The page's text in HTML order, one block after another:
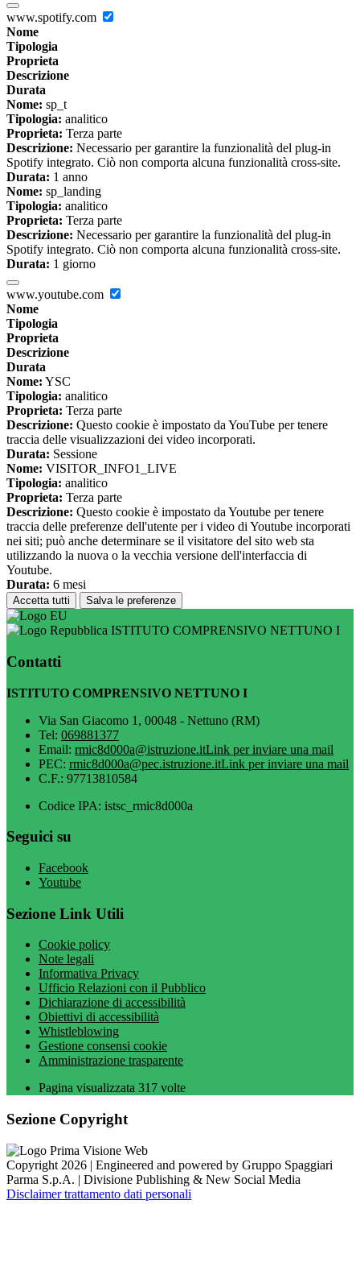
www.spotify.com
Nome
Tipologia
Proprieta
Descrizione
Durata
Nome: sp_t
Tipologia: analitico
Proprieta: Terza parte
Descrizione: Necessario per garantire la funzionalità del plug-in
Spotify integrato. Ciò non comporta alcuna funzionalità cross-site.
Durata: 1 anno
Nome: sp_landing
Tipologia: analitico
Proprieta: Terza parte
Descrizione: Necessario per garantire la funzionalità del plug-in
Spotify integrato. Ciò non comporta alcuna funzionalità cross-site.
Durata: 1 giorno
www.youtube.com
Nome
Tipologia
Proprieta
Descrizione
Durata
Nome: YSC
Tipologia: analitico
Proprieta: Terza parte
Descrizione: Questo cookie è impostato da YouTube per tenere
traccia delle visualizzazioni dei video incorporati.
Durata: Sessione
Nome: VISITOR_INFO1_LIVE
Tipologia: analitico
Proprieta: Terza parte
Descrizione: Questo cookie è impostato da Youtube per tenere
traccia delle preferenze dell'utente per i video di Youtube incorporati
nei siti; può anche determinare se il visitatore del sito web sta
utilizzando la nuova o la vecchia versione dell'interfaccia di
Youtube.
Durata: 6 mesi
Accetta tutti Salva le preferenze
ISTITUTO COMPRENSIVO NETTUNO I
Contatti
ISTITUTO COMPRENSIVO NETTUNO I
Via San Giacomo 1, 00048 - Nettuno (RM)
Tel: 069881377
Email: rmic8d000a@istruzione.itLink per inviare una mail
PEC: rmic8d000a@pec.istruzione.itLink per inviare una mail
C.F.: 97713810584
Codice IPA: istsc_rmic8d000a
Seguici su
Facebook
Youtube
Sezione Link Utili
Cookie policy
Note legali
Informativa Privacy
Ufficio Relazioni con il Pubblico
Dichiarazione di accessibilità
Obiettivi di accessibilità
Whistleblowing
Gestione consensi cookie
Amministrazione trasparente
Pagina visualizzata 317 volte
Sezione Copyright
Copyright 2026 | Engineered and powered by Gruppo Spaggiari
Parma S.p.A. | Divisione Publishing & New Social Media
Disclaimer trattamento dati personali